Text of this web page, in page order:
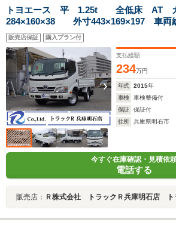
トヨエース 平 1.25t 全低床 AT
284×160×38 外寸443×169×197 車両
未 普通免許 4ナンバー エンジン型
2000cc 保証付 小型 トラック
販売店保証 購入プラン付
支払総額
234万円
年式 2015年
車検
車検整備付
保証
保証付
住所
兵庫県明石市
今すぐ在庫確認・見積依
電話する
販売店： Ｒ株式会社 トラックＲ兵庫明石店 ト